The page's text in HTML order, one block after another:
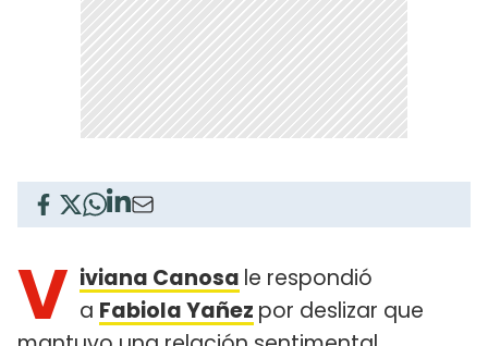
V iviana Canosa le respondió
a Fabiola Yañez por deslizar que